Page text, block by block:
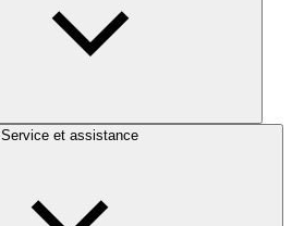
Service et assistance